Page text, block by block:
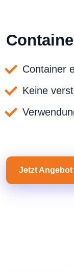
Container
Keine
Jetzt